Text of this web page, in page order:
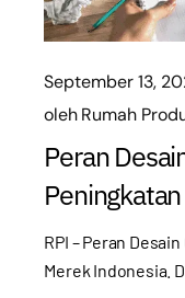
September 13,
olehRumah
Peran
RPI – Peran
Merek Indonesia.